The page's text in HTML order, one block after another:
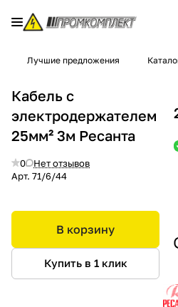
Лучшие предложения
Кабель с
электродержателем
25мм² 3м Ресанта
0
Нет отзывов
Арт. 71/6/44
В корзину
Купить в 1 клик